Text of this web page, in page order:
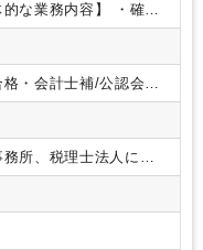
的な業務内容】
・確定
によっては法人の入
任せする可能性がござ
イアントは小売・飲食
幅広く、個人は不動産
します。・お客様と
になります。電話やメ
ただ、お客様とのメー
ていただくので安心
・会計士補/公認会計
グルマスター/税理
合格/税理士試験 ２
士試験 ４科目合格/日
所、税理士法人に
をお持ちの方